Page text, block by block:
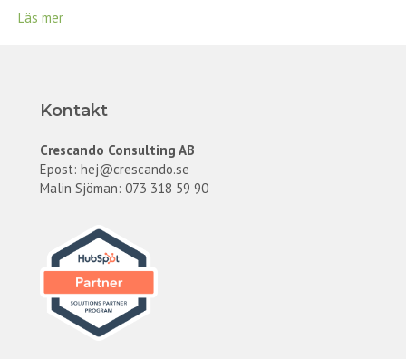
Läs mer
Kontakt
Crescando Consulting AB
Epost: hej@crescando.se
Malin Sjöman: 073 318 59 90